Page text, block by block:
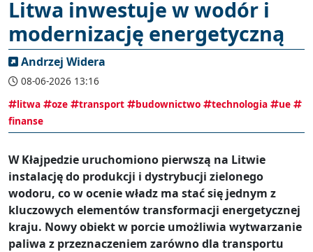
Litwa inwestuje w wodór i
modernizację energetyczną
Andrzej Widera
08-06-2026 13:16
litwa
oze transport budownictwo technologia
ue
finanse
W Kłajpedzie uruchomiono pierwszą na Litwie
instalację do produkcji i dystrybucji zielonego
wodoru, co w ocenie władz ma stać się jednym z
kluczowych elementów transformacji energetycznej
kraju. Nowy obiekt w porcie umożliwia wytwarzanie
paliwa z przeznaczeniem zarówno dla transportu